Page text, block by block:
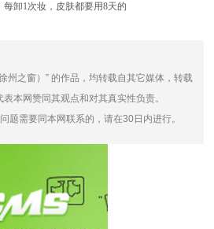
每卸1次妆，皮肤都要用8天的
州之窗）” 的作品，均转载自其它媒体，转载
本网赞同其观点和对其真实性负责。
题需要同本网联系的，请在30日内进行。